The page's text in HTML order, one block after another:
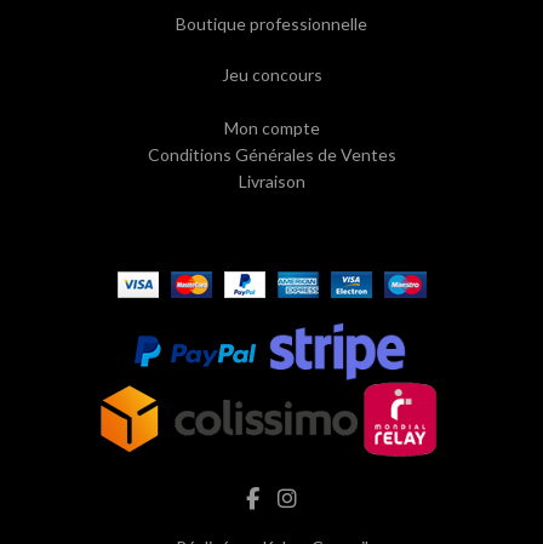
Boutique professionnelle
Jeu concours
Mon compte
Conditions Générales de Ventes
Livraison